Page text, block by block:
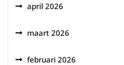
april 2026
maart 2026
februari 2026